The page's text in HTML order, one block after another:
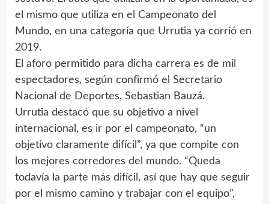
el mismo que utiliza en el Campeonato del
Mundo, en una categoría que Urrutia ya corrió en
2019.
El aforo permitido para dicha carrera es de mil
espectadores, según confirmó el Secretario
Nacional de Deportes, Sebastian Bauzá.
Urrutia destacó que su objetivo a nivel
internacional, es ir por el campeonato, “un
objetivo claramente difícil”, ya que compite con
los mejores corredores del mundo. “Queda
todavía la parte más difícil, así que hay que seguir
por el mismo camino y trabajar con el equipo”,